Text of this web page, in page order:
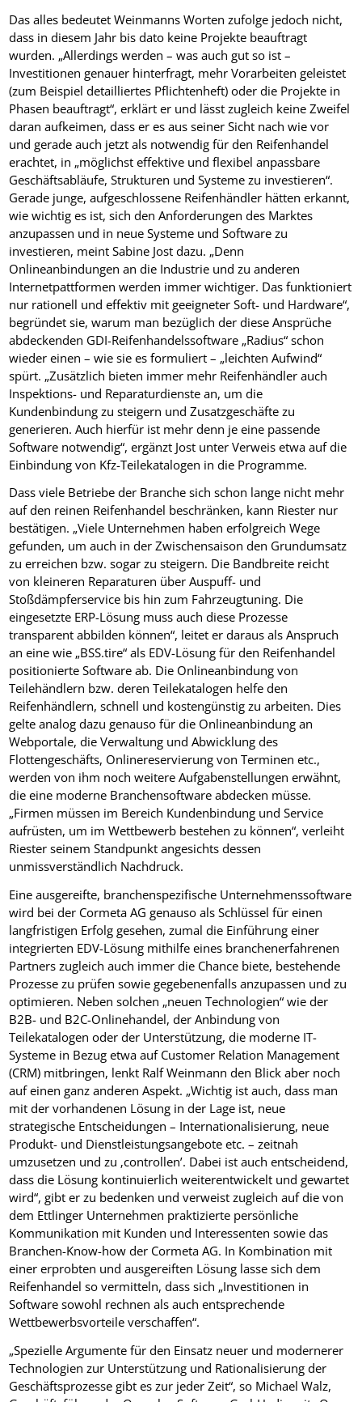
Das alles bedeutet Weinmanns Worten zufolge jedoch nicht,
dass in diesem Jahr bis dato keine Projekte beauftragt
wurden. „Allerdings werden – was auch gut so ist –
Investitionen genauer hinterfragt, mehr Vorarbeiten geleistet
(zum Beispiel detailliertes Pflichtenheft) oder die Projekte in
Phasen beauftragt“, erklärt er und lässt zugleich keine Zweifel
daran aufkeimen, dass er es aus seiner Sicht nach wie vor
und gerade auch jetzt als notwendig für den Reifenhandel
erachtet, in „möglichst effektive und flexibel anpassbare
Geschäftsabläufe, Strukturen und Systeme zu investieren“.
Gerade junge, aufgeschlossene Reifenhändler hätten erkannt,
wie wichtig es ist, sich den Anforderungen des Marktes
anzupassen und in neue Systeme und Software zu
investieren, meint Sabine Jost dazu. „Denn
Onlineanbindungen an die Industrie und zu anderen
Internetpattformen werden immer wichtiger. Das funktioniert
nur rationell und effektiv mit geeigneter Soft- und Hardware“,
begründet sie, warum man bezüglich der diese Ansprüche
abdeckenden GDI-Reifenhandelssoftware „Radius“ schon
wieder einen – wie sie es formuliert – „leichten Aufwind“
spürt. „Zusätzlich bieten immer mehr Reifenhändler auch
Inspektions- und Reparaturdienste an, um die
Kundenbindung zu steigern und Zusatzgeschäfte zu
generieren. Auch hierfür ist mehr denn je eine passende
Software notwendig“, ergänzt Jost unter Verweis etwa auf die
Einbindung von Kfz-Teilekatalogen in die Programme.
Dass viele Betriebe der Branche sich schon lange nicht mehr
auf den reinen Reifenhandel beschränken, kann Riester nur
bestätigen. „Viele Unternehmen haben erfolgreich Wege
gefunden, um auch in der Zwischensaison den Grundumsatz
zu erreichen bzw. sogar zu steigern. Die Bandbreite reicht
von kleineren Reparaturen über Auspuff- und
Stoßdämpferservice bis hin zum Fahrzeugtuning. Die
eingesetzte ERP-Lösung muss auch diese Prozesse
transparent abbilden können“, leitet er daraus als Anspruch
an eine wie „BSS.tire“ als EDV-Lösung für den Reifenhandel
positionierte Software ab. Die Onlineanbindung von
Teilehändlern bzw. deren Teilekatalogen helfe den
Reifenhändlern, schnell und kostengünstig zu arbeiten. Dies
gelte analog dazu genauso für die Onlineanbindung an
Webportale, die Verwaltung und Abwicklung des
Flottengeschäfts, Onlinereservierung von Terminen etc.,
werden von ihm noch weitere Aufgabenstellungen erwähnt,
die eine moderne Branchensoftware abdecken müsse.
„Firmen müssen im Bereich Kundenbindung und Service
aufrüsten, um im Wettbewerb bestehen zu können“, verleiht
Riester seinem Standpunkt angesichts dessen
unmissverständlich Nachdruck.
Eine ausgereifte, branchenspezifische Unternehmenssoftware
wird bei der Cormeta AG genauso als Schlüssel für einen
langfristigen Erfolg gesehen, zumal die Einführung einer
integrierten EDV-Lösung mithilfe eines branchenerfahrenen
Partners zugleich auch immer die Chance biete, bestehende
Prozesse zu prüfen sowie gegebenenfalls anzupassen und zu
optimieren. Neben solchen „neuen Technologien“ wie der
B2B- und B2C-Onlinehandel, der Anbindung von
Teilekatalogen oder der Unterstützung, die moderne IT-
Systeme in Bezug etwa auf Customer Relation Management
(CRM) mitbringen, lenkt Ralf Weinmann den Blick aber noch
auf einen ganz anderen Aspekt. „Wichtig ist auch, dass man
mit der vorhandenen Lösung in der Lage ist, neue
strategische Entscheidungen – Internationalisierung, neue
Produkt- und Dienstleistungsangebote etc. – zeitnah
umzusetzen und zu ‚controllen’. Dabei ist auch entscheidend,
dass die Lösung kontinuierlich weiterentwickelt und gewartet
wird“, gibt er zu bedenken und verweist zugleich auf die von
dem Ettlinger Unternehmen praktizierte persönliche
Kommunikation mit Kunden und Interessenten sowie das
Branchen-Know-how der Cormeta AG. In Kombination mit
einer erprobten und ausgereiften Lösung lasse sich dem
Reifenhandel so vermitteln, dass sich „Investitionen in
Software sowohl rechnen als auch entsprechende
Wettbewerbsvorteile verschaffen“.
„Spezielle Argumente für den Einsatz neuer und modernerer
Technologien zur Unterstützung und Rationalisierung der
Geschäftsprozesse gibt es zur jeder Zeit“, so Michael Walz,